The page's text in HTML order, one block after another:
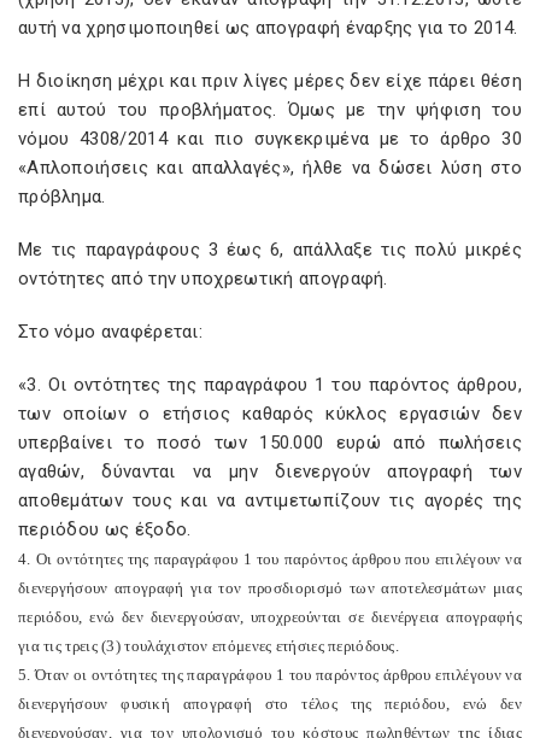
αυτή να χρησιμοποιηθεί ως απογραφή έναρξης για το 2014.
Η διοίκηση μέχρι και πριν λίγες μέρες δεν είχε πάρει θέση
επί αυτού του προβλήματος. Όμως με την ψήφιση του
νόμου 4308/2014 και πιο συγκεκριμένα με το άρθρο 30
«Απλοποιήσεις και απαλλαγές», ήλθε να δώσει λύση στο
πρόβλημα.
Με τις παραγράφους 3 έως 6, απάλλαξε τις πολύ μικρές
οντότητες από την υποχρεωτική απογραφή.
Στο νόμο αναφέρεται:
«3. Οι οντότητες της παραγράφου 1 του παρόντος άρθρου,
των οποίων ο ετήσιος καθαρός κύκλος εργασιών δεν
υπερβαίνει το ποσό των 150.000 ευρώ από πωλήσεις
αγαθών, δύνανται να μην διενεργούν απογραφή των
αποθεμάτων τους και να αντιμετωπίζουν τις αγορές της
περιόδου ως έξοδο.
4. Οι οντότητες της παραγράφου 1 του παρόντος άρθρου που επιλέγουν να
διενεργήσουν απογραφή για τον προσδιορισμό των αποτελεσμάτων μιας
περιόδου, ενώ δεν διενεργούσαν, υποχρεούνται σε διενέργεια απογραφής
για τις τρεις (3) τουλάχιστον επόμενες ετήσιες περιόδους.
5. Όταν οι οντότητες της παραγράφου 1 του παρόντος άρθρου επιλέγουν να
διενεργήσουν φυσική απογραφή στο τέλος της περιόδου, ενώ δεν
διενεργούσαν, για τον υπολογισμό του κόστους πωληθέντων της ίδιας